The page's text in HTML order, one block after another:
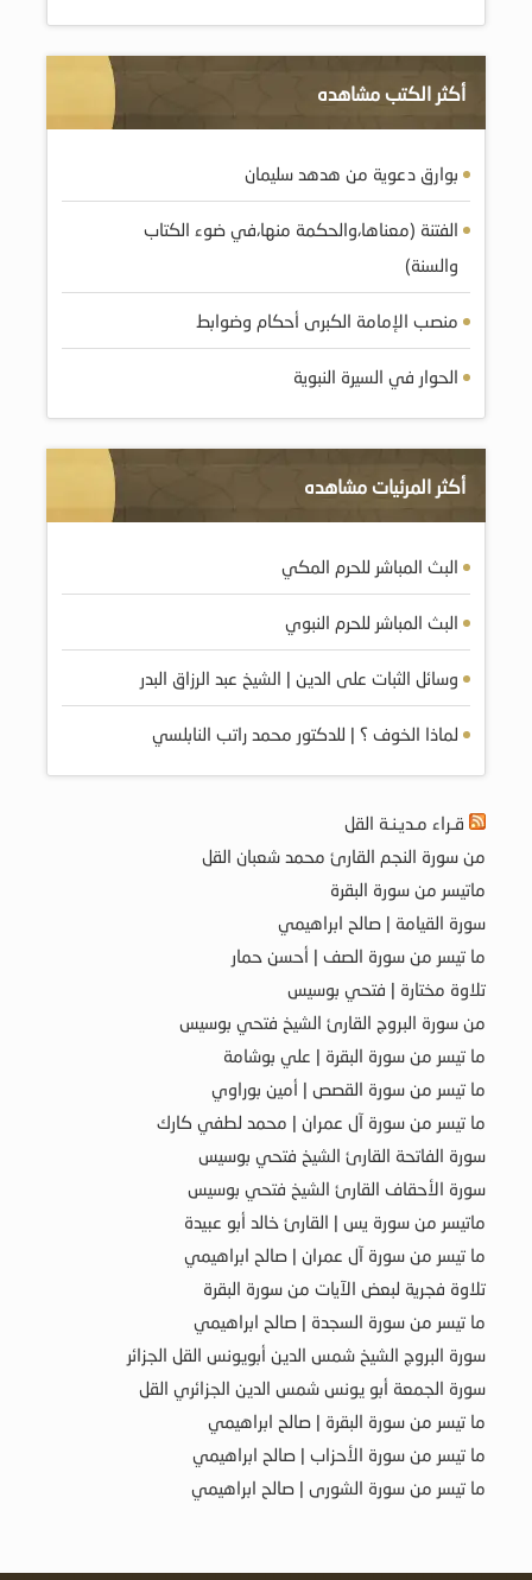
أكثر الكتب مشاهده
بوارق دعوية من هدهد سليمان
الفتنة (معناها،والحكمة منها،في ضوء الكتاب
والسنة)
منصب الإمامة الكبرى أحكام وضوابط
الحوار في السيرة النبوية
أكثر المرئيات مشاهده
البث المباشر للحرم المكي
البث المباشر للحرم النبوي
وسائل الثبات على الدين | الشيخ عبد الرزاق البدر
لماذا الخوف ؟ | للدكتور محمد راتب النابلسي
قـراء مـديـنـة القل
من سورة النجم القارئ محمد شعبان القل
ماتيسر من سورة البقرة
سورة القيامة | صالح ابراهيمي
ما تيسر من سورة الصف | أحسن حمار
تلاوة مختارة | فتحي بوسيس
من سورة البروج القارئ الشيخ فتحي بوسيس
ما تيسر من سورة البقرة | علي بوشامة
ما تيسر من سورة القصص | أمين بوراوي
ما تيسر من سورة آل عمران | محمد لطفي كارك
سورة الفاتحة القارئ الشيخ فتحي بوسيس
سورة الأحقاف القارئ الشيخ فتحي بوسيس
ماتيسر من سورة يس | القارئ خالد أبو عبيدة
ما تيسر من سورة آل عمران | صالح ابراهيمي
تلاوة فجرية لبعض الآيات من سورة البقرة
ما تيسر من سورة السجدة | صالح ابراهيمي
سورة البروج الشيخ شمس الدين أبويونس القل الجزائر
سورة الجمعة أبو يونس شمس الدين الجزائري القل
ما تيسر من سورة البقرة | صالح ابراهيمي
ما تيسر من سورة الأحزاب | صالح ابراهيمي
ما تيسر من سورة الشورى | صالح ابراهيمي